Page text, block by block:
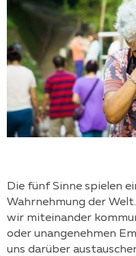
Die fünf Sinne spielen
Wahrnehmung der
wir miteinander
oder unangenehmen
uns darüber